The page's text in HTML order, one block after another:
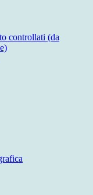
controllati (da